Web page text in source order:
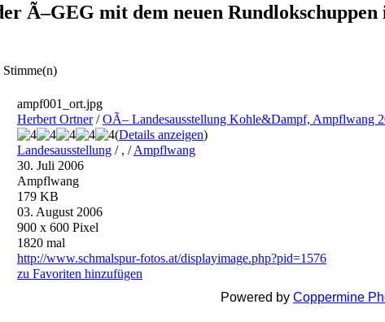
Ã–GEG mit dem neuen
ampf001_ort.jpg
Herbert Ortner/OÃ– Landesausstellung Kohle&Dampf, Ampflwang
(Details anzeigen)
Landesausstellung / , /Ampflwang
30. Juli 2006
Ampflwang
179 KB
03. August 2006
900 x 600 Pixel
1820 mal
http://www.schmalspur-fotos.at/displayimage.php?pid=1576
zu Favoriten hinzufügen
Powered by Coppermine